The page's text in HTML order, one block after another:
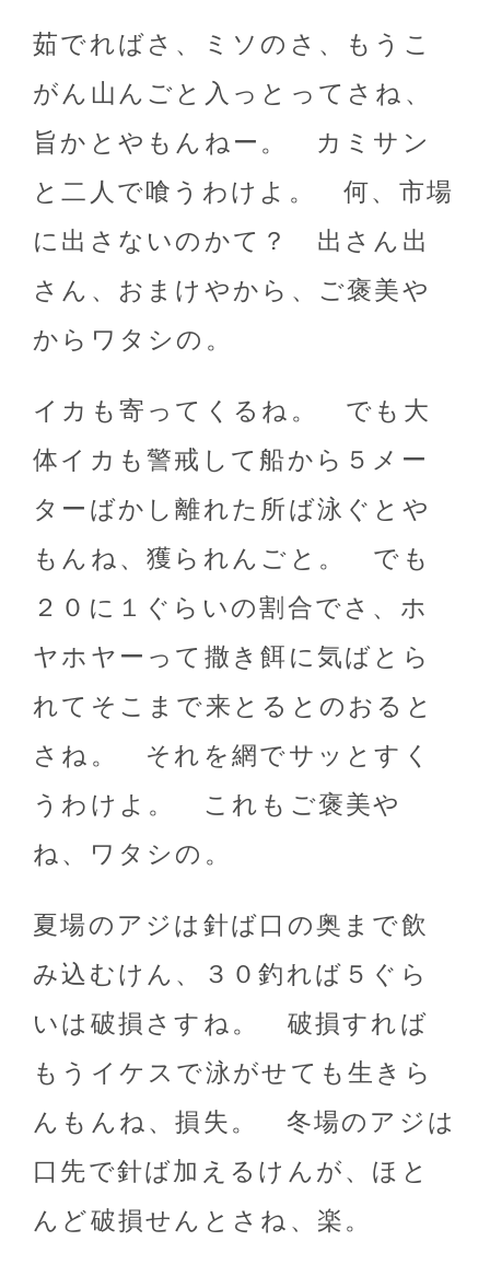
茹でればさ、ミソのさ、もうこ
がん山んごと入っとってさね、
旨かとやもんねー。 カミサン
と二人で喰うわけよ。 何、市場
に出さないのかて？ 出さん出
さん、おまけやから、ご褒美や
からワタシの。
イカも寄ってくるね。 でも大
体イカも警戒して船から５メー
ターばかし離れた所ば泳ぐとや
もんね、獲られんごと。 でも
２０に１ぐらいの割合でさ、ホ
ヤホヤーって撒き餌に気ばとら
れてそこまで来とるとのおると
さね。 それを網でサッとすく
うわけよ。 これもご褒美や
ね、ワタシの。
夏場のアジは針ば口の奥まで飲
み込むけん、３０釣れば５ぐら
いは破損さすね。 破損すれば
もうイケスで泳がせても生きら
んもんね、損失。 冬場のアジは
口先で針ば加えるけんが、ほと
んど破損せんとさね、楽。